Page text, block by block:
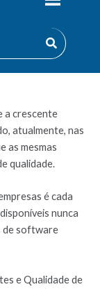
é atualmente
a crescente
atualmente, nas
as mesmas
qualidade.
é cada
nunca
de software
e Qualidade de